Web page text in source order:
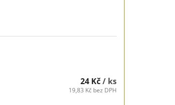
24 Kč/ ks
19,83 Kč bez DPH